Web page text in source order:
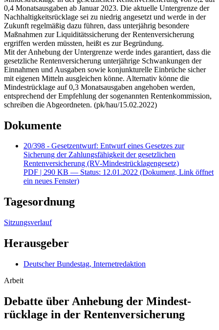
0,4 Monatsausgaben ab Januar 2023. Die aktuelle Untergrenze der
Nachhaltigkeitsrücklage sei zu niedrig angesetzt und werde in der
Zukunft regelmäßig dazu führen, dass unterjährig besondere
Maßnahmen zur Liquiditätssicherung der Rentenversicherung
ergriffen werden müssten, heißt es zur Begründung.
Mit der Anhebung der Untergrenze werde indes garantiert, dass die
gesetzliche Rentenversicherung unterjährige Schwankungen der
Einnahmen und Ausgaben sowie konjunkturelle Einbrüche sicher
mit eigenen Mitteln ausgleichen könne. Alternativ könne die
Mindestrücklage auf 0,3 Monatsausgaben angehoben werden,
entsprechend der Empfehlung der sogenannten Rentenkommission,
schreiben die Abgeordneten. (pk/hau/15.02.2022)
Dokumente
20/398 - Gesetzentwurf: Entwurf eines Gesetzes zur
Sicherung der Zahlungsfähigkeit der gesetzlichen
Rentenversicherung (RV-Mindestrücklagengesetz)
PDF | 290 KB — Status: 12.01.2022 (Dokument, Link öffnet
ein neues Fenster)
Tagesordnung
Sitzungsverlauf
Herausgeber
Deutscher Bundestag, Internetredaktion
Arbeit
Debatte über Anhebung der Mindest­
rücklage in der Rentenversicherung